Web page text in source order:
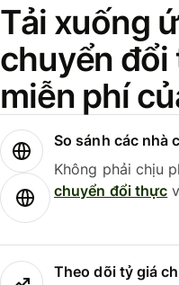
Tải xuống
chuyển đổi
miễn phí
So sánh các nhà
Không phải chịu
chuyển đổi thực
Theo dõi tỷ giá